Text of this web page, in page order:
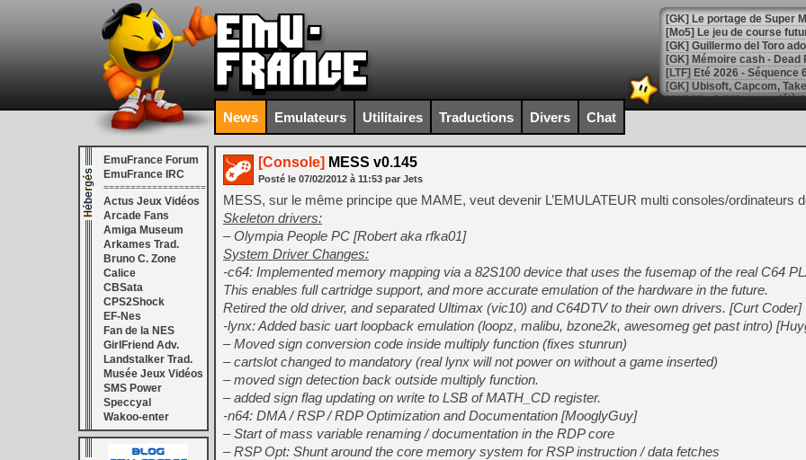
[GK] Le portage de Super
[Mo5] Le jeu de course
[GK] Guillermo del Toro
[LTF] Eté 2026 - Séquence
[GK] Mistfall Hunter : déjà
[GK] Wo Long 2 évolue
[GK] Crossfire : un TPS à
[LS] [PS5] Premiers
[Mo5] DOOM arrive en
[GK] Bethesda fête les 30
[GK] Roblox : l'action en
[GK] Agenda - GeForce
[GK] Devolver Digital en a
[LS] [PS5] ps5-y2jb-
[GK] Pourquoi Marvel
[GK] Test : Restory : Chill
[GK] GTA 6 : Rockstar
[GK] Mémoire cash -
[GK] Résultats Nintendo :
News Emulateurs Utilitaires Traductions Divers Chat
EmuFrance Forum
EmuFrance IRC
===================
Actus Jeux Vidéos
Arcade Fans
Amiga Museum
Arkames Trad.
Bruno C. Zone
Calice
CBSata
CPS2Shock
EF-Nes
Fan de la NES
GirlFriend Adv.
Landstalker Trad.
Musée Jeux Vidéos
SMS Power
Speccyal
Wakoo-enter
[Console] MESS v0.145
Posté le 07/02/2012 à 11:53 par Jets
MESS, sur le même principe que MAME, veut devenir L’EMULATEUR multi consoles/ordinateurs
Skeleton drivers:
– Olympia People PC [Robert aka rfka01]
System Driver Changes:
-c64: Implemented memory mapping via a 82S100 device that uses the fusemap of the real C64
This enables full cartridge support, and more accurate emulation of the hardware in the future.
Retired the old driver, and separated Ultimax (vic10) and C64DTV to their own drivers. [Curt Coder]
-lynx: Added basic uart loopback emulation (loopz, malibu, bzone2k, awesomeg get past intro)
– Moved sign conversion code inside multiply function (fixes stunrun)
– cartslot changed to mandatory (real lynx will not power on without a game inserted)
– moved sign detection back outside multiply function.
– added sign flag updating on write to LSB of MATH_CD register.
-n64: DMA / RSP / RDP Optimization and Documentation [MooglyGuy]
– Start of mass variable renaming / documentation in the RDP core
– RSP Opt: Shunt around the core memory system for RSP instruction / data fetches